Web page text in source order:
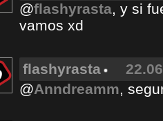
@flashyrasta, y si
vamos xd
flashyrasta
@Anndreamm,